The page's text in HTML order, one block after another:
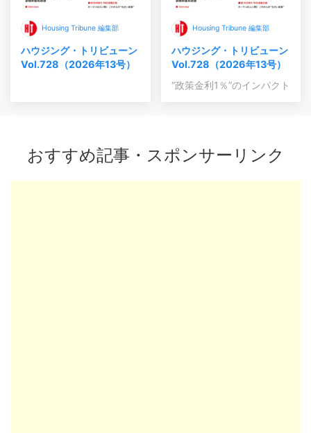
Housing Tribune 編集部
ハウジング・トリビューン
Vol.728（2026年13号）
Housing Tribune 編集部
ハウジング・トリビューン
Vol.728（2026年13号）
“政策金利1％”のインパクト
おすすめ記事・スポンサーリンク